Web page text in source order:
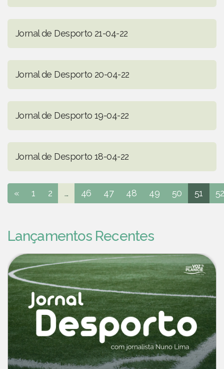
Jornal de Desporto 21-04-22
Jornal de Desporto 20-04-22
Jornal de Desporto 19-04-22
Jornal de Desporto 18-04-22
« 1 2 ... 46 47 48 49 50 51 52
Lançamentos Recentes